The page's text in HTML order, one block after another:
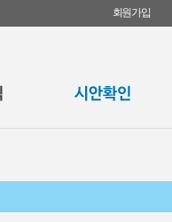
회원가입